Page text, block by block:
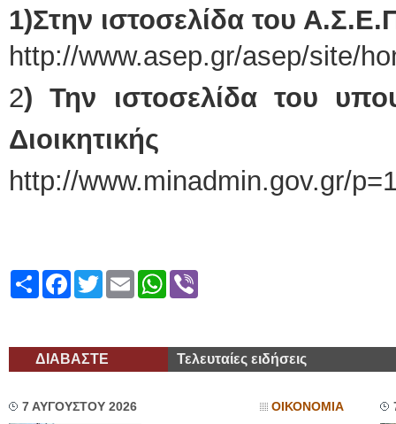
1)Στην ιστοσελίδα του
http://www.asep.gr/asep/site/
2) Την ιστοσελίδα του
Διοικητικής
http://www.minadmin.gov.gr/
ShareFacebook
TwitterEmailWhatsApp
ΔΙΑΒΑΣΤΕ Τελευταίες ειδήσεις
7 ΑΥΓΟΥΣΤΟΥ 2026 ΟΙΚΟΝΟΜΙΑ